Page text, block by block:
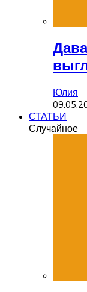
Юлия
СТАТЬИ
Случайное